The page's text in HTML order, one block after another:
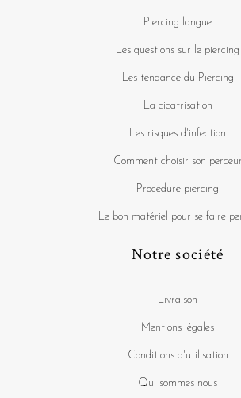
Piercing langue
Les questions sur le piercing
Les tendance du Piercing
La cicatrisation
Les risques d'infection
Comment choisir son perceur
Procédure piercing
Le bon matériel pour se faire
Notre société
Livraison
Mentions légales
Conditions d'utilisation
Qui sommes nous